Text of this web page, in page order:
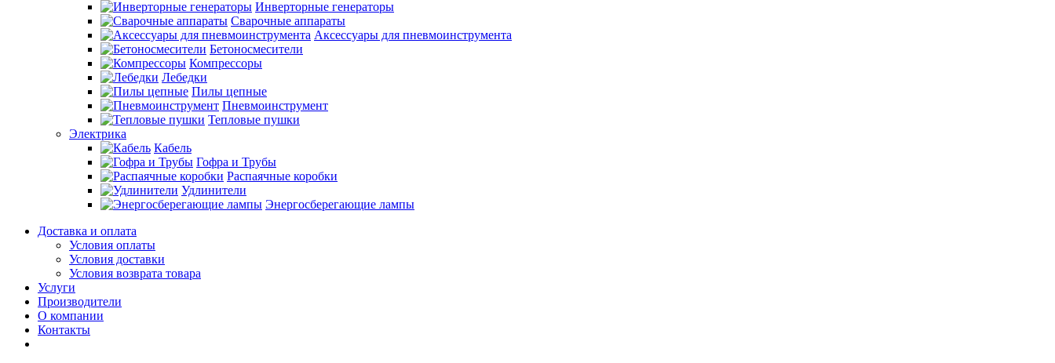
Инверторные генераторы
Сварочные аппараты
Аксессуары для пневмоинструмента
Бетоносмесители
Компрессоры
Лебедки
Пилы цепные
Пневмоинструмент
Тепловые пушки
Электрика
Кабель
Гофра и Трубы
Распаячные коробки
Удлинители
Энергосберегающие лампы
Доставка и оплата
Условия оплаты
Условия доставки
Условия возврата товара
Услуги
Производители
О компании
Контакты